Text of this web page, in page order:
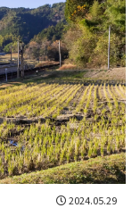
2024.05.29